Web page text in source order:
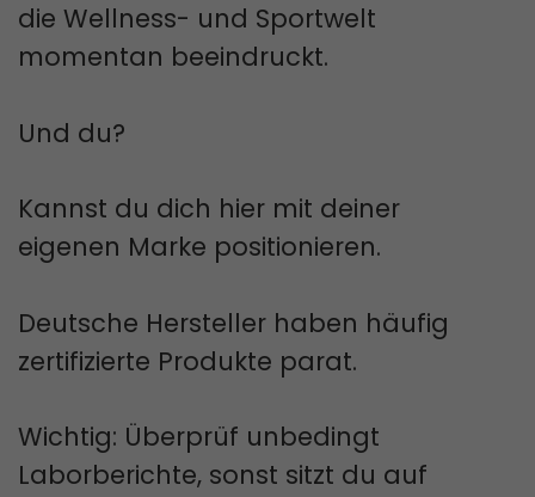
die Wellness- und Sportwelt
momentan beeindruckt.
Und du?
Kannst du dich hier mit deiner
eigenen Marke positionieren.
Deutsche Hersteller haben häufig
zertifizierte Produkte parat.
Wichtig: Überprüf unbedingt
Laborberichte, sonst sitzt du auf